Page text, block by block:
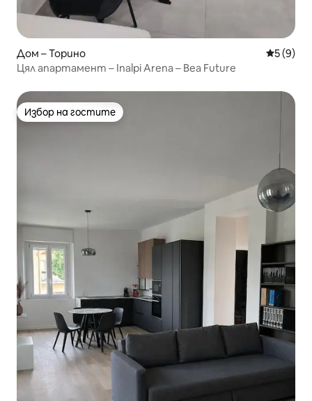
Дом – Торино Средна
5 (9)
Цял апартамент – Inalpi Arena – Bea Future
Избор на гостите
Избор на гостите